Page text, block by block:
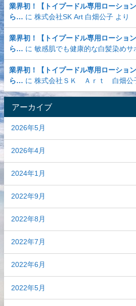
業界初！【トイプードル専用ローショ
ら…
に 株式会社SK Art 白畑公子 より
業界初！【トイプードル専用ローショ
ら…
に 敏感肌でも健康的な白髪染めサ
業界初！【トイプードル専用ローショ
ら…
に 株式会社ＳＫ Ａｒｔ 白畑公
アーカイブ
2026年5月
2026年4月
2024年1月
2022年9月
2022年8月
2022年7月
2022年6月
2022年5月